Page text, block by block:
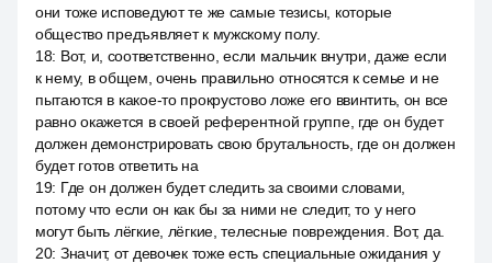
они тоже исповедуют те же самые тезисы, которые
общество предъявляет к мужскому полу.
18: Вот, и, соответственно, если мальчик внутри, даже если
к нему, в общем, очень правильно относятся к семье и не
пытаются в какое-то прокрустово ложе его ввинтить, он все
равно окажется в своей референтной группе, где он будет
должен демонстрировать свою брутальность, где он должен
будет готов ответить на
19: Где он должен будет следить за своими словами,
потому что если он как бы за ними не следит, то у него
могут быть лёгкие, лёгкие, телесные повреждения. Вот, да.
20: Значит, от девочек тоже есть специальные ожидания у